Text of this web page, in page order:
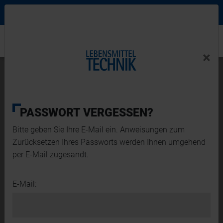
Home ×
PASSWORT VERGESSEN?
Bitte geben Sie Ihre E-Mail ein. Anweisungen zum
Zurücksetzen Ihres Passworts werden Ihnen umgehend
per E-Mail zugesandt.
E-Mail: